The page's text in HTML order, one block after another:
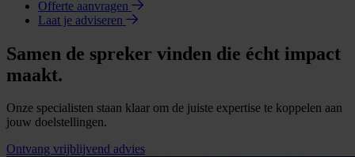
Offerte aanvragen
Laat je adviseren
Samen de spreker vinden die écht impact
maakt.
Onze specialisten staan klaar om de juiste expertise te koppelen aan
jouw doelstellingen.
Ontvang vrijblijvend advies